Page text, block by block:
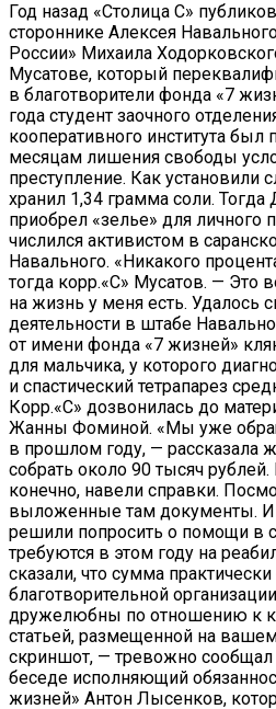
Год назад «Столица С»
стороннике Алексея
России» Михаила
Мусатове, который
в благотворители фонда «7
года студент заочного
кооперативного института был
месяцам лишения свободы
преступление. Как
хранил 1,34 грамма соли. Тогда
приобрел «зелье» для личного
числился активистом в
Навального. «Никакого
тогда корр.«С» Мусатов. — Это
на жизнь у меня есть. Удалось
деятельности в штабе
от имени фонда «7 жизней»
для мальчика, у которого
и спастический тетрапарез
Корр.«С» дозвонилась до
Жанны Фоминой. «Мы уже
в прошлом году, — рассказала
собрать около 90 тысяч
конечно, навели справки.
выложенные там документы.
решили попросить о помощи в
требуются в этом году на
сказали, что сумма
благотворительной
дружелюбны по отношению к
статьей, размещенной на
скриншот, — тревожно сообщал
беседе исполняющий
жизней» Антон Лысенков,